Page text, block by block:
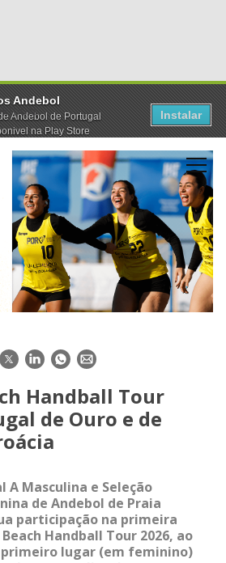
Andebol
Andebol de Portugal
na Play Store
Instalar
TwitterLinkedInWhatsApp
E-
Handball Tour
de Ouro e de
A Masculina e Seleção
de Andebol de Praia
participação na primeira
Handball Tour 2026, ao
lugar (em feminino)